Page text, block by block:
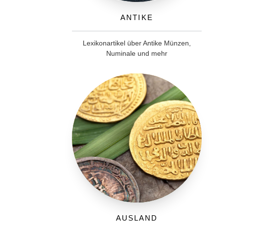
Antike
Lexikonartikel über Antike Münzen,
Numinale und mehr
Ausland